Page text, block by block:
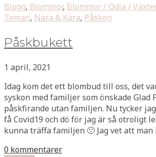
Blogg, Blommor, Blommor / Odla / Växter
Teman, Nära & Kära, Påsken
Påskbukett
1 april, 2021
Idag kom det ett blombud till oss, det
syskon med familjer som önskade Glad
påskfirande utan familjen. Nu tycker
få Covid19 och dö för jag är så otroligt
kunna träffa familjen 🙁 Jag vet att
0 kommentarer